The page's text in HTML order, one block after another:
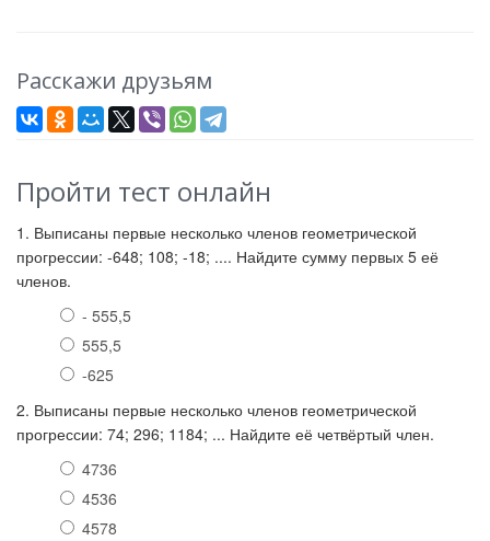
Расскажи друзьям
Пройти тест онлайн
1. Выписаны первые несколько членов геометрической
прогрессии: -648; 108; -18; .... Найдите сумму первых 5 её
членов.
- 555,5
555,5
-625
2. Выписаны первые несколько членов геометрической
прогрессии: 74; 296; 1184; ... Найдите её четвёртый член.
4736
4536
4578